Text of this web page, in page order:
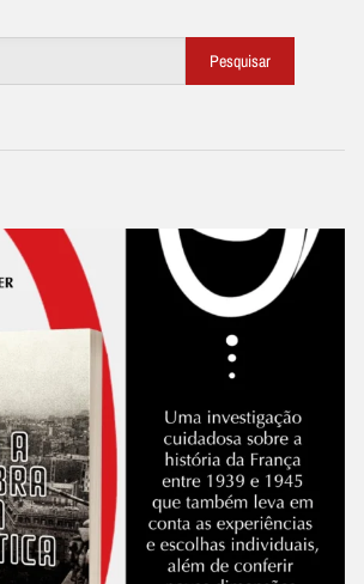
Pesquisar